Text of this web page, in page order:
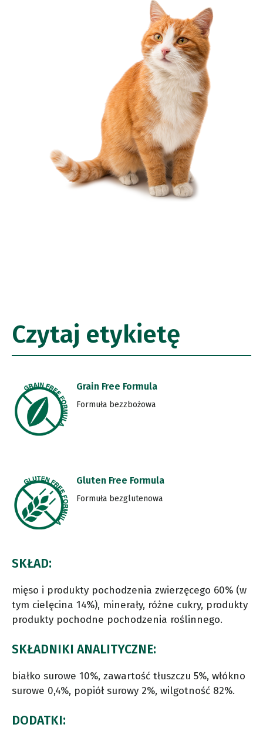
Czytaj etykietę
Grain Free Formula
Formuła bezzbożowa
Gluten Free Formula
Formuła bezglutenowa
SKŁAD:
mięso i produkty pochodzenia zwierzęcego 60% (w
tym cielęcina 14%), minerały, różne cukry, produkty
produkty pochodne pochodzenia roślinnego.
SKŁADNIKI ANALITYCZNE:
białko surowe 10%, zawartość tłuszczu 5%, włókno
surowe 0,4%, popiół surowy 2%, wilgotność 82%.
DODATKI: